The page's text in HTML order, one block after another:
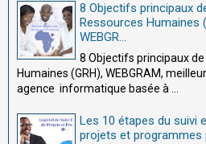
8 Objectifs principaux
Ressources Humaines
WEBGR...
8 Objectifs principaux
Humaines (GRH), WEBGRAM,
agence informatique basée à ...
Les 10 étapes du suivi
projets et programmes